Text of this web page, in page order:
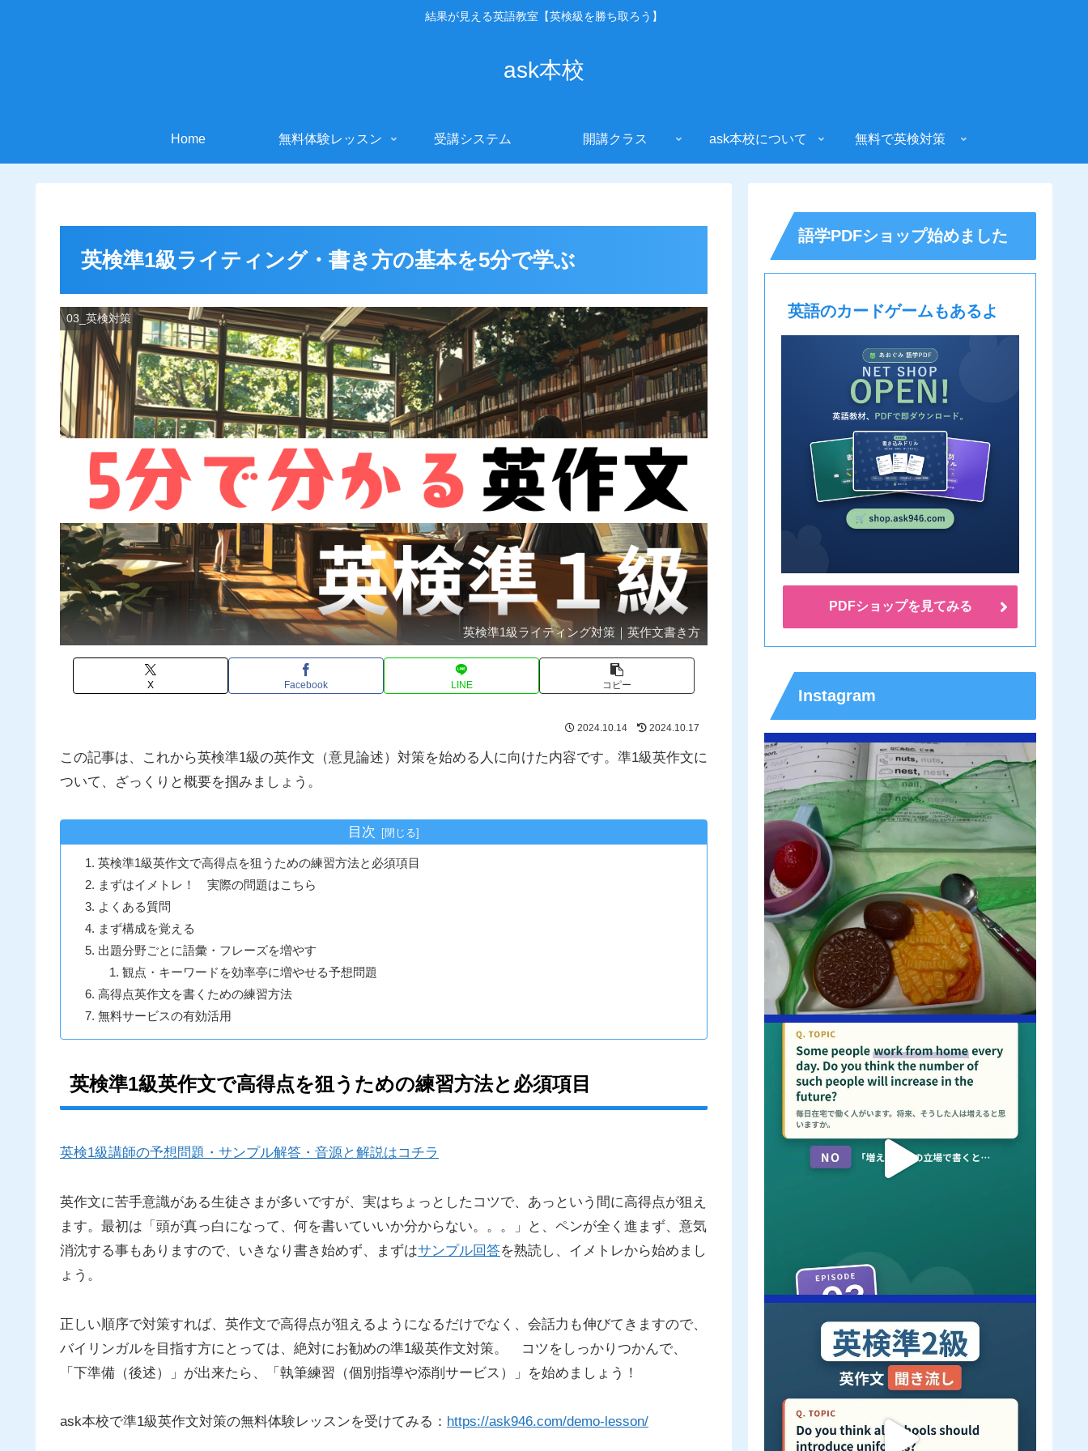
結果が見える英語教室【英検級を勝ち取ろう】
ask本校
Home 無料体験レッスン 受講システム 開講クラス ask本校について 無料で英検対策
英検準1級ライティング・書き方の基本を5分で学ぶ
03_英検対策
英検準1級ライティング対策｜英作文書き方
X Facebook LINE コピー
2024.10.14 2024.10.17
この記事は、これから英検準1級の英作文（意見論述）対策を始める人に向けた内容です。準1級英作文に
ついて、ざっくりと概要を掴みましょう。
目次
英検準1級英作文で高得点を狙うための練習方法と必須項目
まずはイメトレ！ 実際の問題はこちら
よくある質問
まず構成を覚える
出題分野ごとに語彙・フレーズを増やす
観点・キーワードを効率亭に増やせる予想問題
高得点英作文を書くための練習方法
無料サービスの有効活用
英検準1級英作文で高得点を狙うための練習方法と必須項目
英検1級講師の予想問題・サンプル解答・音源と解説はコチラ
英作文に苦手意識がある生徒さまが多いですが、実はちょっとしたコツで、あっという間に高得点が狙え
ます。最初は「頭が真っ白になって、何を書いていいか分からない。。。」と、ペンが全く進まず、意気
消沈する事もありますので、いきなり書き始めず、まずはサンプル回答を熟読し、イメトレから始めまし
ょう。
正しい順序で対策すれば、英作文で高得点が狙えるようになるだけでなく、会話力も伸びてきますので、
バイリンガルを目指す方にとっては、絶対にお勧めの準1級英作文対策。 コツをしっかりつかんで、
「下準備（後述）」が出来たら、「執筆練習（個別指導や添削サービス）」を始めましょう！
ask本校で準1級英作文対策の無料体験レッスンを受けてみる： https://ask946.com/demo-lesson/
語学PDFショップ始めました
英語のカードゲームもあるよ
PDFショップを見てみる
Instagram